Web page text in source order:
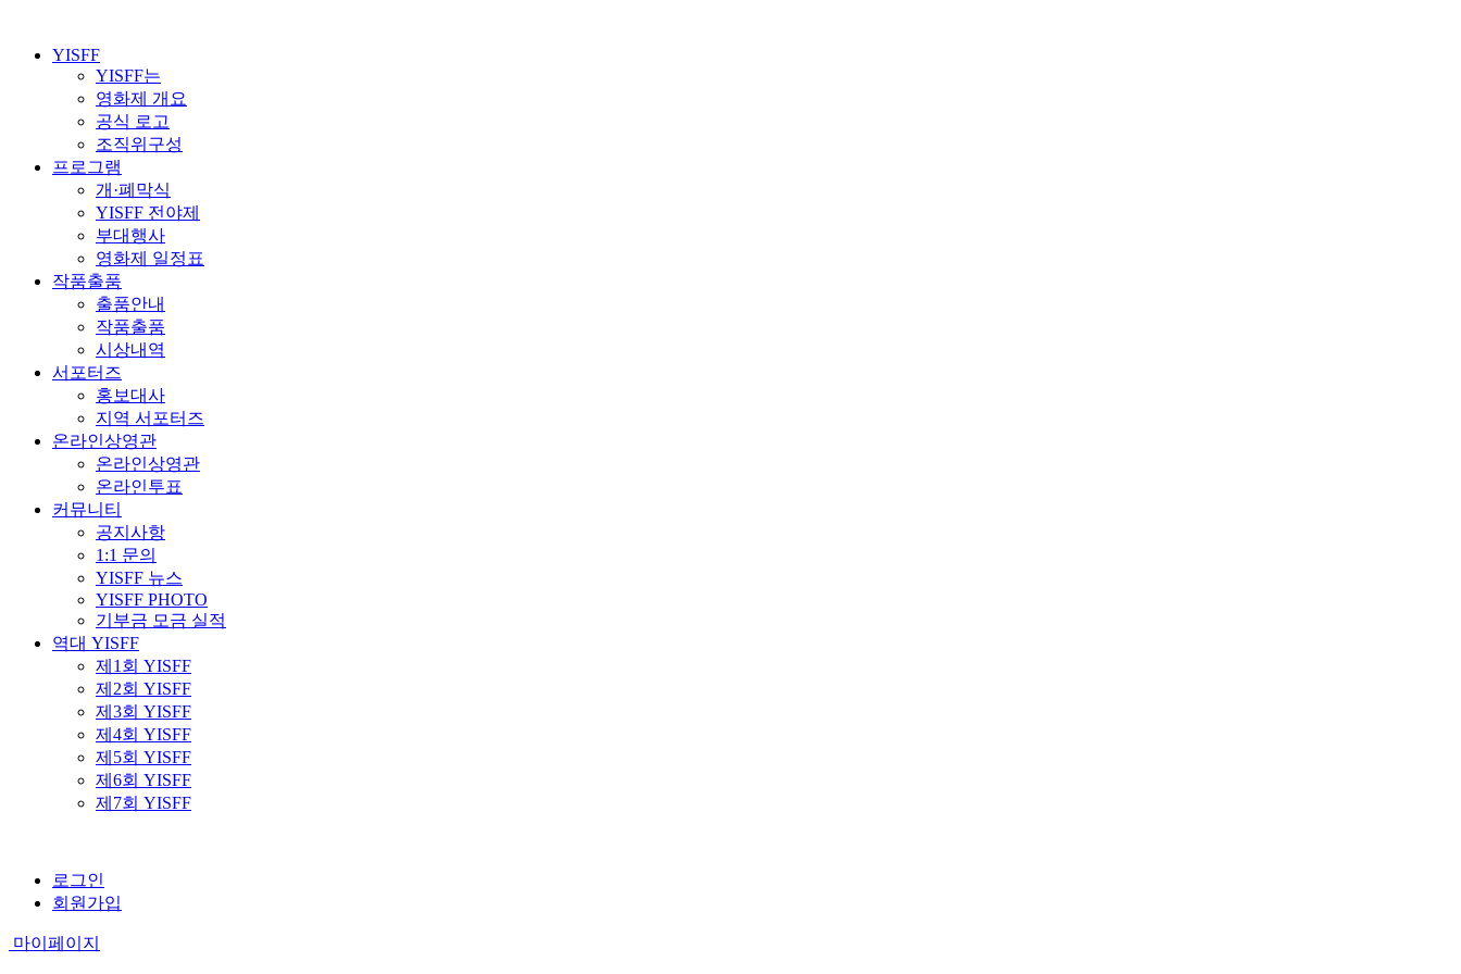
YISFF
YISFF는
영화제 개요
공식 로고
조직위구성
프로그램
개·폐막식
YISFF 전야제
부대행사
영화제 일정표
작품출품
출품안내
작품출품
시상내역
서포터즈
홍보대사
지역 서포터즈
온라인상영관
온라인상영관
온라인투표
커뮤니티
공지사항
1:1 문의
YISFF 뉴스
YISFF PHOTO
기부금 모금 실적
역대 YISFF
제1회 YISFF
제2회 YISFF
제3회 YISFF
제4회 YISFF
제5회 YISFF
제6회 YISFF
제7회 YISFF
로그인
회원가입
마이페이지